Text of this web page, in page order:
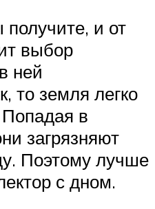
и от
выбор
ней
то земля легко
Попадая в
загрязняют
Поэтому лучше
с дном.